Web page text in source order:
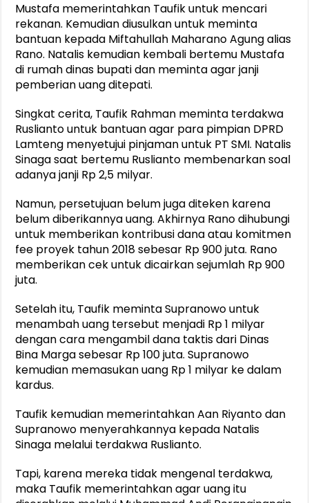
Mustafa memerintahkan Taufik untuk mencari
rekanan. Kemudian diusulkan untuk meminta
bantuan kepada Miftahullah Maharano Agung alias
Rano. Natalis kemudian kembali bertemu Mustafa
di rumah dinas bupati dan meminta agar janji
pemberian uang ditepati.
Singkat cerita, Taufik Rahman meminta terdakwa
Ruslianto untuk bantuan agar para pimpian DPRD
Lamteng menyetujui pinjaman untuk PT SMI. Natalis
Sinaga saat bertemu Ruslianto membenarkan soal
adanya janji Rp 2,5 milyar.
Namun, persetujuan belum juga diteken karena
belum diberikannya uang. Akhirnya Rano dihubungi
untuk memberikan kontribusi dana atau komitmen
fee proyek tahun 2018 sebesar Rp 900 juta. Rano
memberikan cek untuk dicairkan sejumlah Rp 900
juta.
Setelah itu, Taufik meminta Supranowo untuk
menambah uang tersebut menjadi Rp 1 milyar
dengan cara mengambil dana taktis dari Dinas
Bina Marga sebesar Rp 100 juta. Supranowo
kemudian memasukan uang Rp 1 milyar ke dalam
kardus.
Taufik kemudian memerintahkan Aan Riyanto dan
Supranowo menyerahkannya kepada Natalis
Sinaga melalui terdakwa Ruslianto.
Tapi, karena mereka tidak mengenal terdakwa,
maka Taufik memerintahkan agar uang itu